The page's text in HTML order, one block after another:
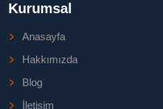
Kurumsal
Anasayfa
Hakkımızda
Blog
İletişim